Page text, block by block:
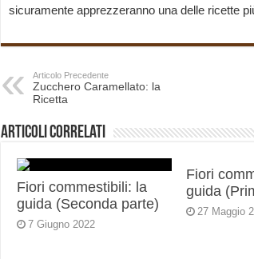
sicuramente apprezzeranno una delle ricette
Articolo Precedente
Zucchero Caramellato: la
Ricetta
Articoli correlati
Fiori commestibili: la
guida (Seconda parte)
7 Giugno 2022
Fiori
guida
27 Maggio